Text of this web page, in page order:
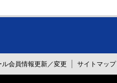
ル会員情報更新／変更 サイトマップ